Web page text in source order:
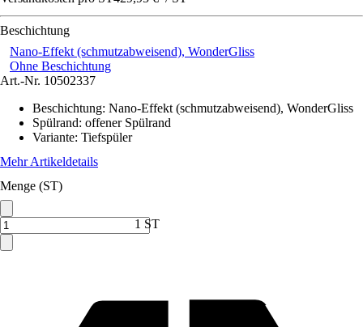
Beschichtung
Nano-Effekt (schmutzabweisend), WonderGliss
Ohne Beschichtung
Art.-Nr. 10502337
Beschichtung: Nano-Effekt (schmutzabweisend), WonderGliss
Spülrand: offener Spülrand
Variante: Tiefspüler
Mehr Artikeldetails
Menge (ST)
1 ST